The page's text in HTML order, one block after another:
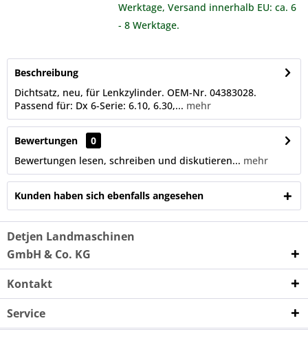
Werktage, Versand innerhalb EU: ca. 6
- 8 Werktage.
Beschreibung
Dichtsatz, neu, für Lenkzylinder. OEM-Nr. 04383028.
Passend für: Dx 6-Serie: 6.10, 6.30,... mehr
Bewertungen
0
Bewertungen lesen, schreiben und diskutieren... mehr
Kunden haben sich ebenfalls angesehen
Detjen Landmaschinen
GmbH & Co. KG
Kontakt
Service